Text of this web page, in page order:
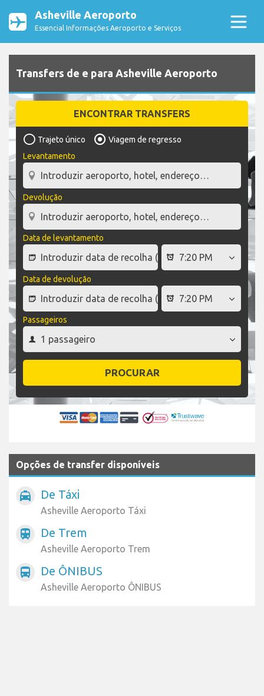
Asheville Aeroporto
Essencial Informações Aeroporto e Serviços
Transfers de e para Asheville Aeroporto
ENCONTRAR TRANSFERS
Trajeto único
Viagem de regresso
Levantamento
Devolução
Data de levantamento
Data de devolução
Passageiros
PROCURAR
Opções de transfer disponíveis
local_taxi De Táxi
Asheville Aeroporto Táxi
train De Trem
Asheville Aeroporto Trem
directions_bus De ÔNIBUS
Asheville Aeroporto ÔNIBUS